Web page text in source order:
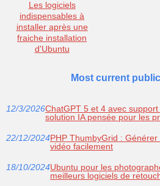
Les logiciels
indispensables à
installer après une
fraiche installation
d'Ubuntu
Most current
12/3/2026ChatGPT 5 et 4 avec
solution IA pensée pour les
22/12/2024PHP ThumbyGrid :
vidéo facilement
18/10/2024Ubuntu pour les
meilleurs logiciels de